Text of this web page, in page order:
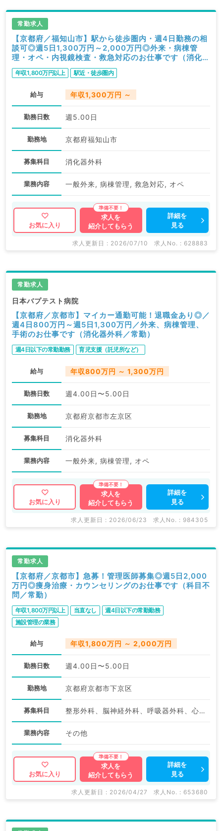
常勤求人
【京都府／福知山市】駅から徒歩圏内・週4日勤務の相
談可◎週5日1,300万円～2,000万円◎外来・病棟管
理・オペ・内視鏡検査・救急対応のお仕事です（消化器
外科／常勤）
年収1,800万円以上 駅近・徒歩圏内
給与 年収1,300万円 ～
勤務日数 週5.00日
勤務地 京都府福知山市
募集科目 消化器外科
業務内容 一般外来, 病棟管理, 救急対応, オペ
お気に入り
求人を
紹介してもらう
詳細を
見る
求人更新日 : 2026/07/10 求人No. : 628883
常勤求人
日本バプテスト病院
【京都府／京都市】マイカー通勤可能！退職金あり◎／
週4日800万円～週5日1,300万円／外来、病棟管理、
手術のお仕事です（消化器外科／常勤）
週4日以下の常勤勤務 育児支援（託児所など）
給与 年収800万円 ～ 1,300万円
勤務日数 週4.00日〜5.00日
勤務地 京都府京都市左京区
募集科目 消化器外科
業務内容 一般外来, 病棟管理, オペ
お気に入り
求人を
紹介してもらう
詳細を
見る
求人更新日 : 2026/06/23 求人No. : 984305
常勤求人
【京都府／京都市】急募！管理医師募集◎週5日2,000
万円◎痩身治療・カウンセリングのお仕事です（科目不
問／常勤）
年収1,800万円以上 当直なし
週4日以下の常勤勤務
施設管理の業務
給与 年収1,800万円 ～ 2,000万円
勤務日数 週4.00日〜5.00日
勤務地 京都府京都市下京区
募集科目 整形外科、脳神経外科、呼吸器外科、心臓血管外科、一般内科、循環器内科、呼吸器内科、消化器内科、内分泌・代謝内科、腎臓内科、外科系全般、一般外科、消化器外科、科目不問
業務内容 その他
お気に入り
求人を
紹介してもらう
詳細を
見る
求人更新日 : 2026/04/27 求人No. : 653680